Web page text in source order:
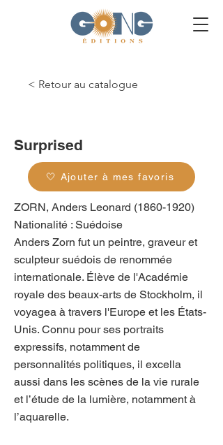
< Retour au catalogue
Surprised
🤍 Ajouter à mes favoris
ZORN, Anders Leonard (1860-1920)
Nationalité : Suédoise
Anders Zorn fut un peintre, graveur et
sculpteur suédois de renommée
internationale. Élève de l'Académie
royale des beaux-arts de Stockholm, il
voyagea à travers l'Europe et les États-
Unis. Connu pour ses portraits
expressifs, notamment de
personnalités politiques, il excella
aussi dans les scènes de la vie rurale
et l’étude de la lumière, notamment à
l’aquarelle.